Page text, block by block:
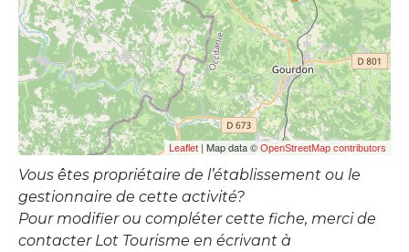
Leaflet | Map data © OpenStreetMap contributors
Vous êtes propriétaire de l’établissement ou le
gestionnaire de cette activité?
Pour modifier ou compléter cette fiche, merci de
contacter Lot Tourisme en écrivant à